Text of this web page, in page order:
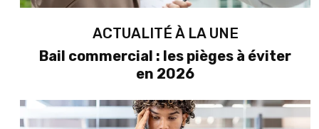
ACTUALITÉ À LA UNE
Bail commercial : les pièges à éviter
en 2026